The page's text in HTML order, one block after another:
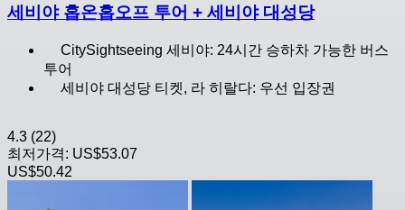
세비야 홉온홉오프 투어 + 세비야 대성당
CitySightseeing 세비야: 24시간 승하차 가능한 버스
투어
세비야 대성당 티켓, 라 히랄다: 우선 입장권
4.3 (22)
최저가격: US$53.07
US$50.42